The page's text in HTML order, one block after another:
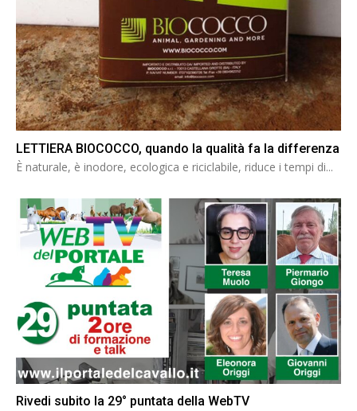
LETTIERA BIOCOCCO, quando la qualità fa la differenza
È naturale, è inodore, ecologica e riciclabile, riduce i tempi di...
Rivedi subito la 29° puntata della WebTV